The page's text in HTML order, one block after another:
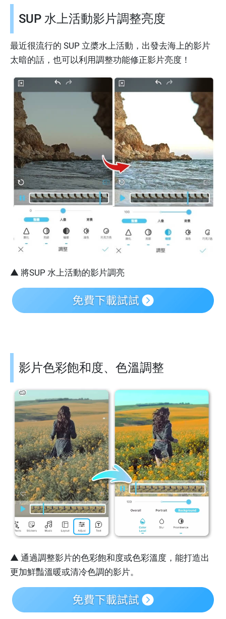
SUP 水上活動影片調整亮度
最近很流行的 SUP 立槳水上活動，出發去海上的影片
太暗的話，也可以利用調整功能修正影片亮度！
▲ 將SUP 水上活動的影片調亮
影片色彩飽和度、色溫調整
▲ 通過調整影片的色彩飽和度或色彩溫度，能打造出
更加鮮豔溫暖或清冷色調的影片。